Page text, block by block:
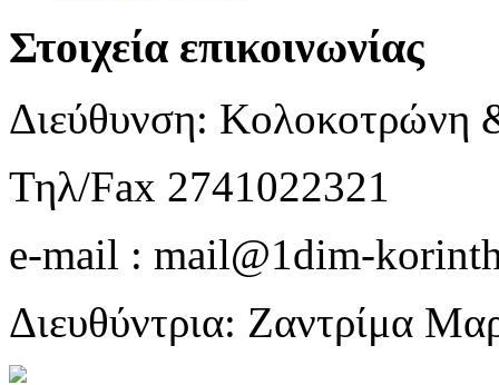
Στοιχεία επικοινωνίας
Διεύθυνση: Κολοκοτρώνη
Τηλ/Fax 2741022321
e-mail : mail@1dim-
Διευθύντρια: Ζαντρίμα